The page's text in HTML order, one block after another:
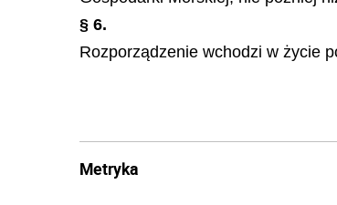
§ 6.
Rozporządzenie wchodzi w życie
Metryka